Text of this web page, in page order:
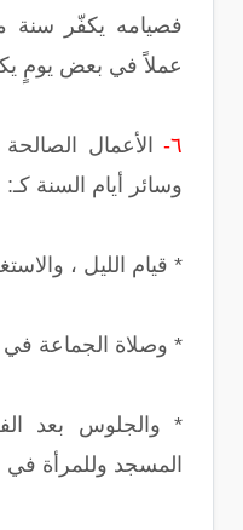
فصيامه يكفّر سنة
عملاً في بعض يومٍ يكفر
٦-
الأعمال
وسائر أيام السنة كـ:
* قيام الليل ،
* وصلاة الجماعة في
* والجلوس بعد
المسجد وللمرأة